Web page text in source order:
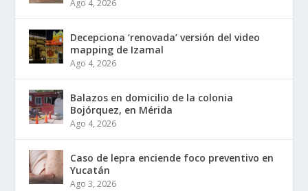
Ago 4, 2026
Decepciona ‘renovada’ versión del video
mapping de Izamal
Ago 4, 2026
Balazos en domicilio de la colonia
Bojórquez, en Mérida
Ago 4, 2026
Caso de lepra enciende foco preventivo en
Yucatán
Ago 3, 2026